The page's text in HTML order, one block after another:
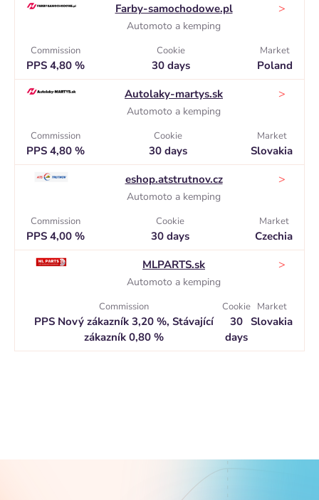
Farby-samochodowe.pl
Automoto a kemping
>
Commission
PPS 4,80 %
Cookie
30 days
Market
Poland
Autolaky-martys.sk
Automoto a kemping
>
Commission
PPS 4,80 %
Cookie
30 days
Market
Slovakia
eshop.atstrutnov.cz
Automoto a kemping
>
Commission
PPS 4,00 %
Cookie
30 days
Market
Czechia
MLPARTS.sk
Automoto a kemping
>
Commission
PPS Nový zákazník 3,20 %, Stávající
zákazník 0,80 %
Cookie
30
days
Market
Slovakia